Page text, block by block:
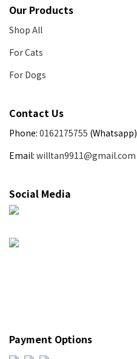
Our Products
Shop All
For Cats
For Dogs
Contact Us
Phone: 0162175755 (Whatsapp)
Email: willtan9911@gmail.com
Social Media
Payment Options